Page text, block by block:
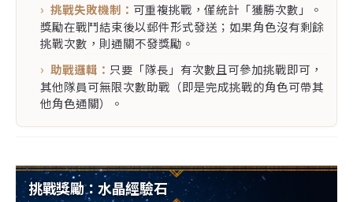
挑戰失敗機制： 可重複挑戰，僅統計「獲勝次數」。
獎勵在戰鬥結束後以郵件形式發送；如果角色沒有剩餘
挑戰次數，則通關不發獎勵。
助戰邏輯： 只要「隊長」有次數且可參加挑戰即可，
其他隊員可無限次數助戰（即是完成挑戰的角色可帶其
他角色通關）。
挑戰獎勵：水晶經驗石